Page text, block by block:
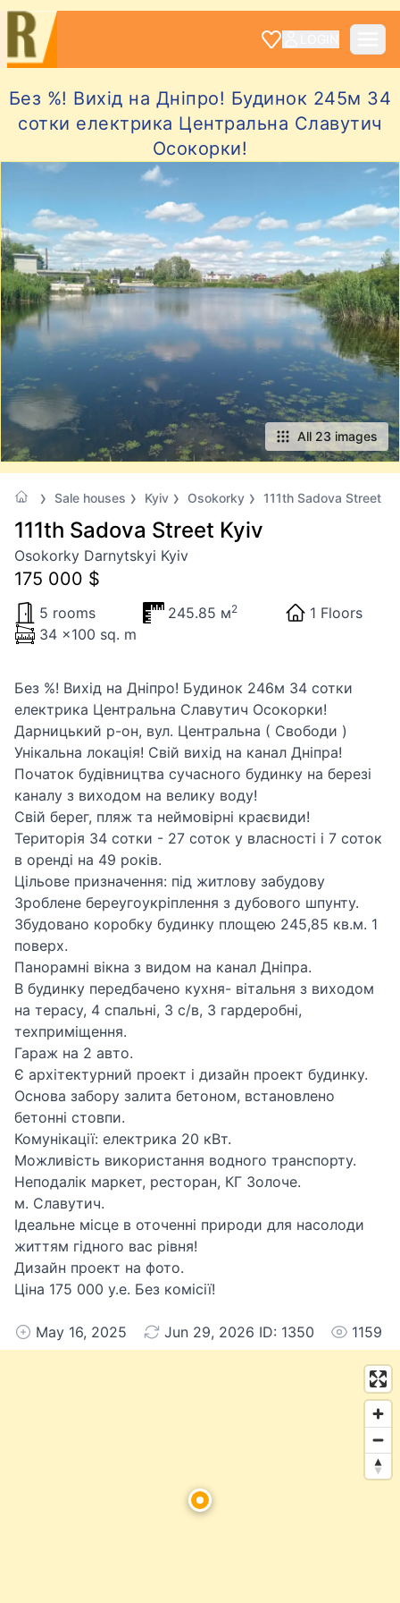
Без %! Вихід на Дніпро! Будинок 245м 34
сотки електрика Центральна Славутич
Осокорки!
All 23 images
Sale houses Kyiv Osokorky 111th Sadova Street
111th Sadova Street Kyiv
Osokorky Darnytskyi Kyiv
175 000 $
5 rooms 245.85 м2
1 Floors
34 x100 sq. m
Без %! Вихід на Дніпро! Будинок 246м 34 сотки
електрика Центральна Славутич Осокорки!
Дарницький р-он, вул. Центральна ( Свободи )
Унікальна локація! Свій вихід на канал Дніпра!
Початок будівництва сучасного будинку на березі
каналу з виходом на велику воду!
Свій берег, пляж та неймовірні краєвиди!
Територія 34 сотки - 27 соток у власності і 7 соток
в оренді на 49 років.
Цільове призначення: під житлову забудову
Зроблене береугоукріплення з дубового шпунту.
Збудовано коробку будинку площею 245,85 кв.м. 1
поверх.
Панорамні вікна з видом на канал Дніпра.
В будинку передбачено кухня- вітальня з виходом
на терасу, 4 спальні, 3 с/в, 3 гардеробні,
техприміщення.
Гараж на 2 авто.
Є архітектурний проект і дизайн проект будинку.
Основа забору залита бетоном, встановлено
бетонні стовпи.
Комунікації: електрика 20 кВт.
Можливість використання водного транспорту.
Неподалік маркет, ресторан, КГ Золоче.
м. Славутич.
Ідеальне місце в оточенні природи для насолоди
життям гідного вас рівня!
Дизайн проект на фото.
Ціна 175 000 у.е. Без комісії!
May 16, 2025 Jun 29, 2026 ID: 1350 1159